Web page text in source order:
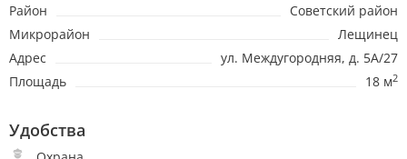
Район
Советский район
Микрорайон
Лещинец
Адрес
ул. Междугородняя, д. 5А/27
Площадь
18 м2
Удобства